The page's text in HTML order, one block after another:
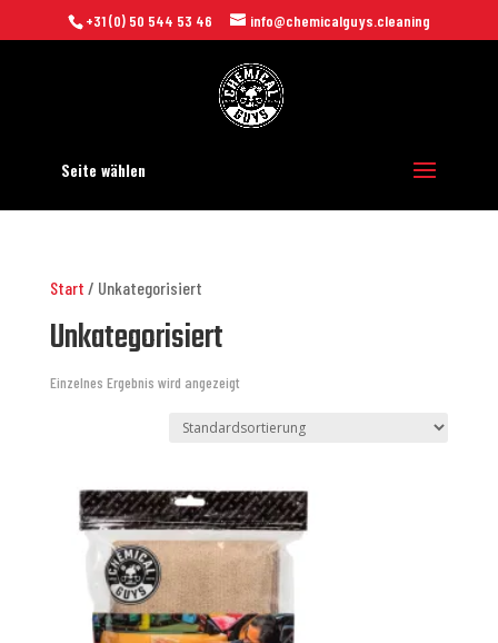
+31 (0) 50 544 53 46 info@chemicalguys.cleaning
Seite wählen
Start / Unkategorisiert
Unkategorisiert
Einzelnes Ergebnis wird angezeigt